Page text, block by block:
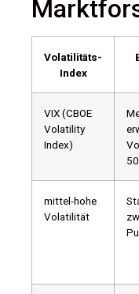
Volatilitäts-
Index
VIX (CBOE
Volatility
Index)
mittel-hohe
Volatilität